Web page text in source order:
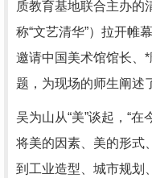
质教育基地联合主办的
称“文艺清华”）拉开帷
邀请中国美术馆馆长、
题，为现场的师生阐述
吴为山从“美”谈起，“
将美的因素、美的形式
到工业造型、城市规划